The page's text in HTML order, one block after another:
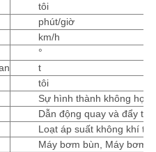
tôi
phút/giờ
km/h
°
t
tôi
Sự hình thành không hợp
Dẫn động quay và đẩy
Loạt áp suất không khí
Máy bơm bùn, Máy bơm